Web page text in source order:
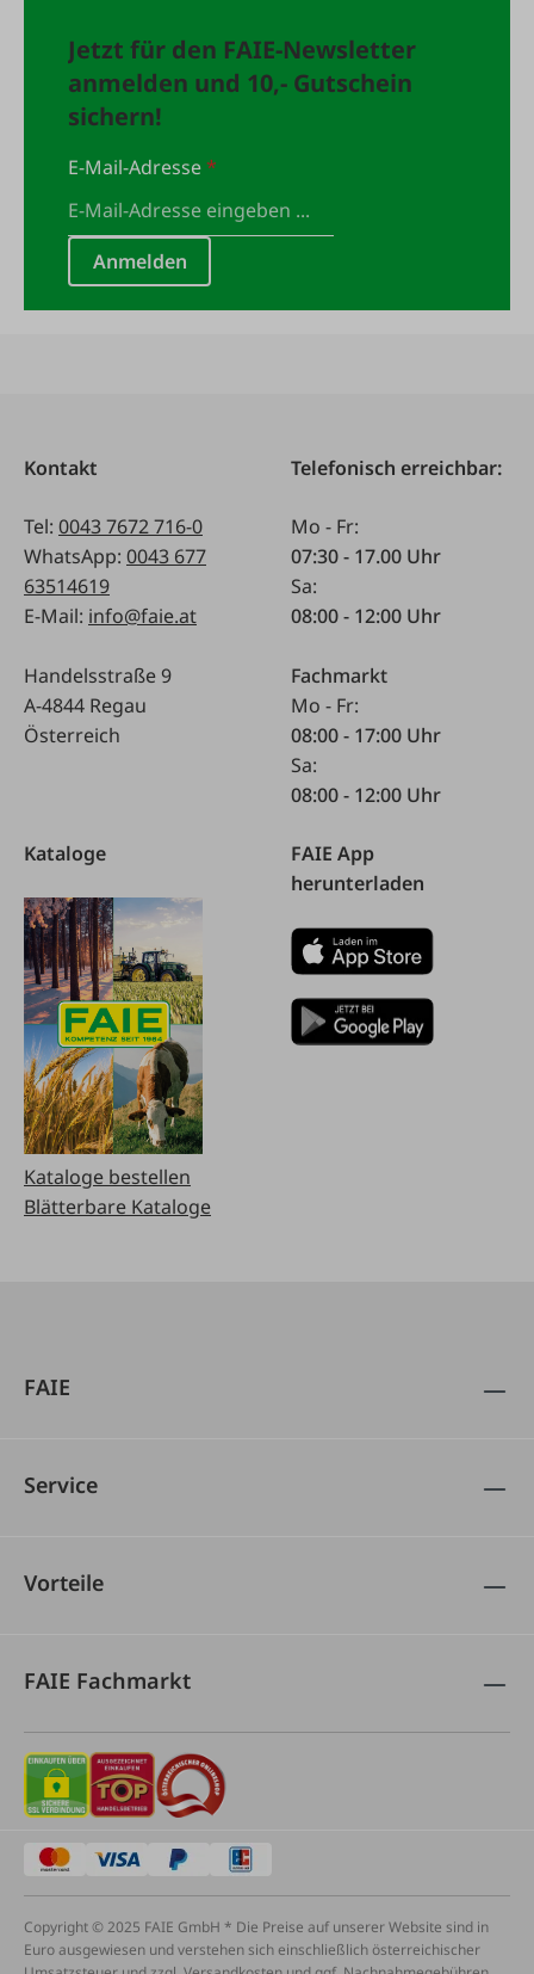
Jetzt für den FAIE-Newsletter
anmelden und 10,- Gutschein
sichern!
E-Mail-Adresse*
Anmelden
Kontakt
Tel: 0043 7672 716-0
WhatsApp: 0043 677
63514619
E-Mail: info@faie.at
Handelsstraße 9
A-4844 Regau
Österreich
Telefonisch erreichbar:
Mo - Fr:
07:30 - 17.00 Uhr
Sa:
08:00 - 12:00 Uhr
Fachmarkt
Mo - Fr:
08:00 - 17:00 Uhr
Sa:
08:00 - 12:00 Uhr
Kataloge
Kataloge bestellen
Blätterbare Kataloge
FAIE App
herunterladen
FAIE
Service
Vorteile
FAIE Fachmarkt
Copyright © 2025 FAIE GmbH * Die Preise auf unserer Website sind in
Euro ausgewiesen und verstehen sich einschließlich österreichischer